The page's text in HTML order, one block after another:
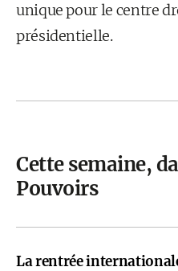
unique pour le centre
présidentielle.
Cette semaine,
Pouvoirs
La rentrée